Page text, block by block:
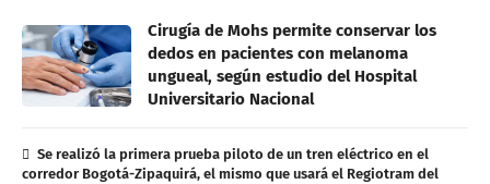
Cirugía de Mohs permite conservar los
dedos en pacientes con melanoma
ungueal, según estudio del Hospital
Universitario Nacional
Se realizó la primera prueba piloto de un tren eléctrico en el
corredor Bogotá-Zipaquirá, el mismo que usará el Regiotram del